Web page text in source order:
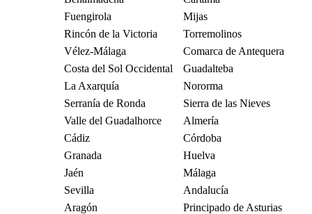
Fuengirola
Mijas
Rincón de la Victoria
Torremolinos
Vélez-Málaga
Comarca de Antequera
Costa del Sol Occidental
Guadalteba
La Axarquía
Nororma
Serranía de Ronda
Sierra de las Nieves
Valle del Guadalhorce
Almería
Cádiz
Córdoba
Granada
Huelva
Jaén
Málaga
Sevilla
Andalucía
Aragón
Principado de Asturias